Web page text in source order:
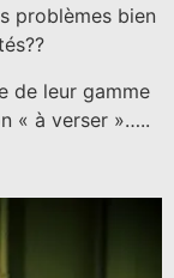
problèmes bien
de leur gamme
« à verser »…..